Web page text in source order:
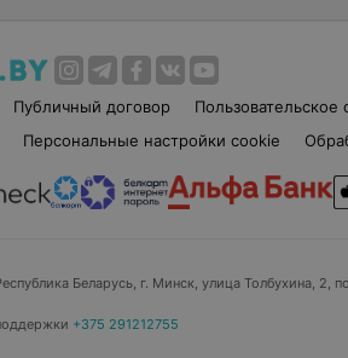
Публичный договор Пользовательское
Персональные настройки cookie
Беларусь, г. Минск, улица Толбухина, 2,
+375 291212755